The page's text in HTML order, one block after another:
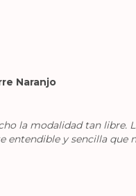
Naranjo
la modalidad tan libre.
entendible y sencilla que